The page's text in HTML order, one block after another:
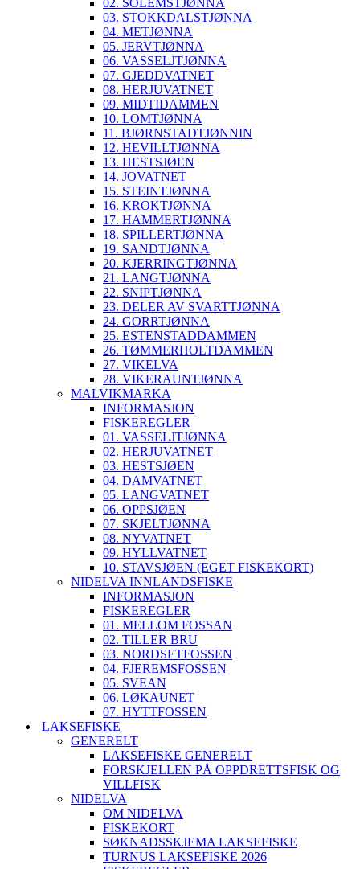
02. SOLEMSTJØNNA
03. STOKKDALSTJØNNA
04. METJØNNA
05. JERVTJØNNA
06. VASSELJTJØNNA
07. GJEDDVATNET
08. HERJUVATNET
09. MIDTIDAMMEN
10. LOMTJØNNA
11. BJØRNSTADTJØNNIN
12. HEVILLTJØNNA
13. HESTSJØEN
14. JOVATNET
15. STEINTJØNNA
16. KROKTJØNNA
17. HAMMERTJØNNA
18. SPILLERTJØNNA
19. SANDTJØNNA
20. KJERRINGTJØNNA
21. LANGTJØNNA
22. SNIPTJØNNA
23. DELER AV SVARTTJØNNA
24. GORRTJØNNA
25. ESTENSTADDAMMEN
26. TØMMERHOLTDAMMEN
27. VIKELVA
28. VIKERAUNTJØNNA
MALVIKMARKA
INFORMASJON
FISKEREGLER
01. VASSELJTJØNNA
02. HERJUVATNET
03. HESTSJØEN
04. DAMVATNET
05. LANGVATNET
06. OPPSJØEN
07. SKJELTJØNNA
08. NYVATNET
09. HYLLVATNET
10. STAVSJØEN (EGET FISKEKORT)
NIDELVA INNLANDSFISKE
INFORMASJON
FISKEREGLER
01. MELLOM FOSSAN
02. TILLER BRU
03. NORDSETFOSSEN
04. FJEREMSFOSSEN
05. SVEAN
06. LØKAUNET
07. HYTTFOSSEN
LAKSEFISKE
GENERELT
LAKSEFISKE GENERELT
FORSKJELLEN PÅ OPPDRETTSFISK OG
VILLFISK
NIDELVA
OM NIDELVA
FISKEKORT
SØKNADSSKJEMA LAKSEFISKE
TURNUS LAKSEFISKE 2026